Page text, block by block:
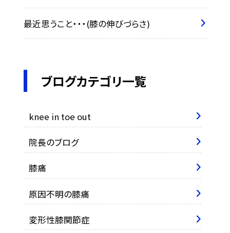
最近思うこと・・・(膝の伸びづらさ)
ブログカテゴリ一覧
knee in toe out
院長のブログ
膝痛
原因不明の膝痛
変形性膝関節症